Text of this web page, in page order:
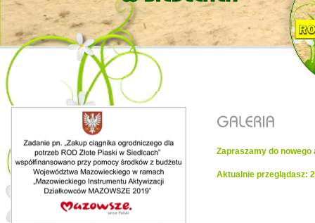
Zapraszamy do nowego
Aktualnie przeglądasz: